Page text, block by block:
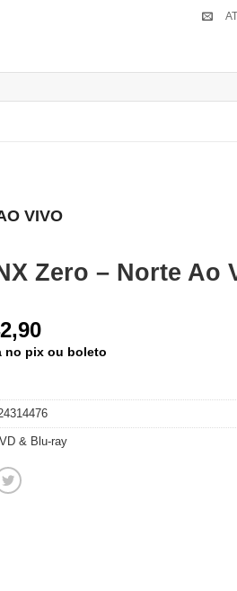
VIVO
Zero – Norte Ao
no pix ou boleto
& Blu-ray